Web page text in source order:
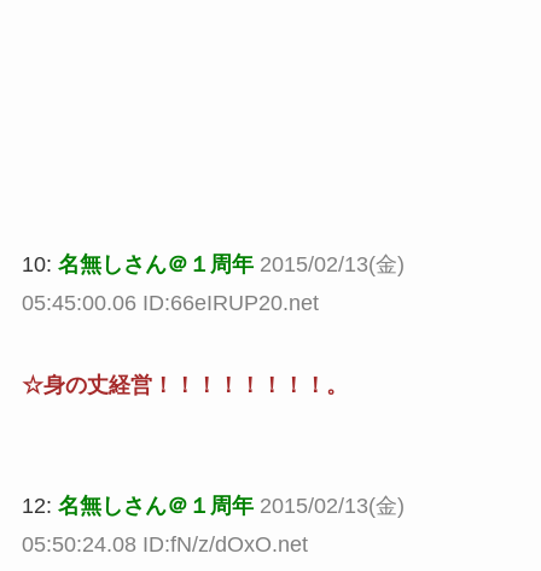
10: 名無しさん＠１周年 2015/02/13(金)
05:45:00.06 ID:66eIRUP20.net
☆身の丈経営！！！！！！！！。
12: 名無しさん＠１周年 2015/02/13(金)
05:50:24.08 ID:fN/z/dOxO.net